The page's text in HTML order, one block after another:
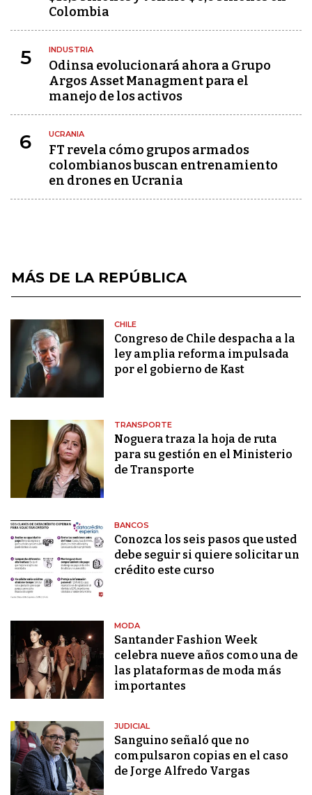
Colombia
5 INDUSTRIA
Odinsa evolucionará ahora a Grupo
Argos Asset Managment para el
manejo de los activos
6 UCRANIA
FT revela cómo grupos armados
colombianos buscan entrenamiento
en drones en Ucrania
MÁS DE LA REPÚBLICA
CHILE
Congreso de Chile despacha a la
ley amplia reforma impulsada
por el gobierno de Kast
TRANSPORTE
Noguera traza la hoja de ruta
para su gestión en el Ministerio
de Transporte
BANCOS
Conozca los seis pasos que usted
debe seguir si quiere solicitar un
crédito este curso
MODA
Santander Fashion Week
celebra nueve años como una de
las plataformas de moda más
importantes
JUDICIAL
Sanguino señaló que no
compulsaron copias en el caso
de Jorge Alfredo Vargas